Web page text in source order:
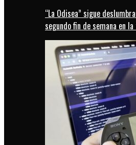
“La Odisea” sigue
segundo fin de semana en